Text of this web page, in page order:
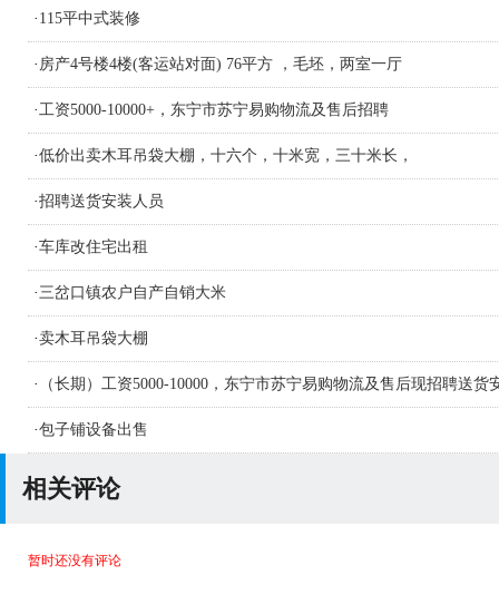
· 115平中式装修
· 房产4号楼4楼(客运站对面) 76平方 ，毛坯，两室一厅
·工资5000-10000+，东宁市苏宁易购物流及售后招聘
·低价出卖木耳吊袋大棚，十六个，十米宽，三十米长，
·招聘送货安装人员
·车库改住宅出租
·三岔口镇农户自产自销大米
·卖木耳吊袋大棚
·
（长期）工资5000-10000，东宁市苏宁易购物流及售后现招聘送货
人员及学徒若干名
·包子铺设备出售
相关评论
暂时还没有评论